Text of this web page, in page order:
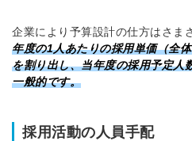
企業により予算設計の仕方はさま
年度の1人あたりの採用単価（全
を割り出し、当年度の採用予定人
一般的です。
採用活動の人員手配